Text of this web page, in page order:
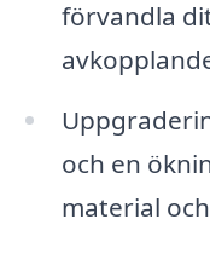
förvandla
och en
material